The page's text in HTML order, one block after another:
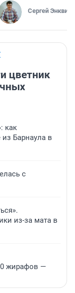
Сергей Энквист
цветник
как
Барнаула в
с
из-за мата в
жирафов —